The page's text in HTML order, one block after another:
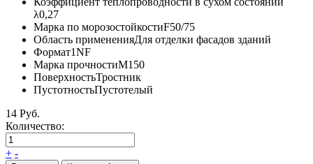
λ0,27
Марка по морозостойкостиF50/75
Область примененияДля отделки фасадов зданий
Формат1NF
Марка прочностиМ150
ПоверхностьТростник
ПустотностьПустотелый
14 Руб.
Количество:
+ -